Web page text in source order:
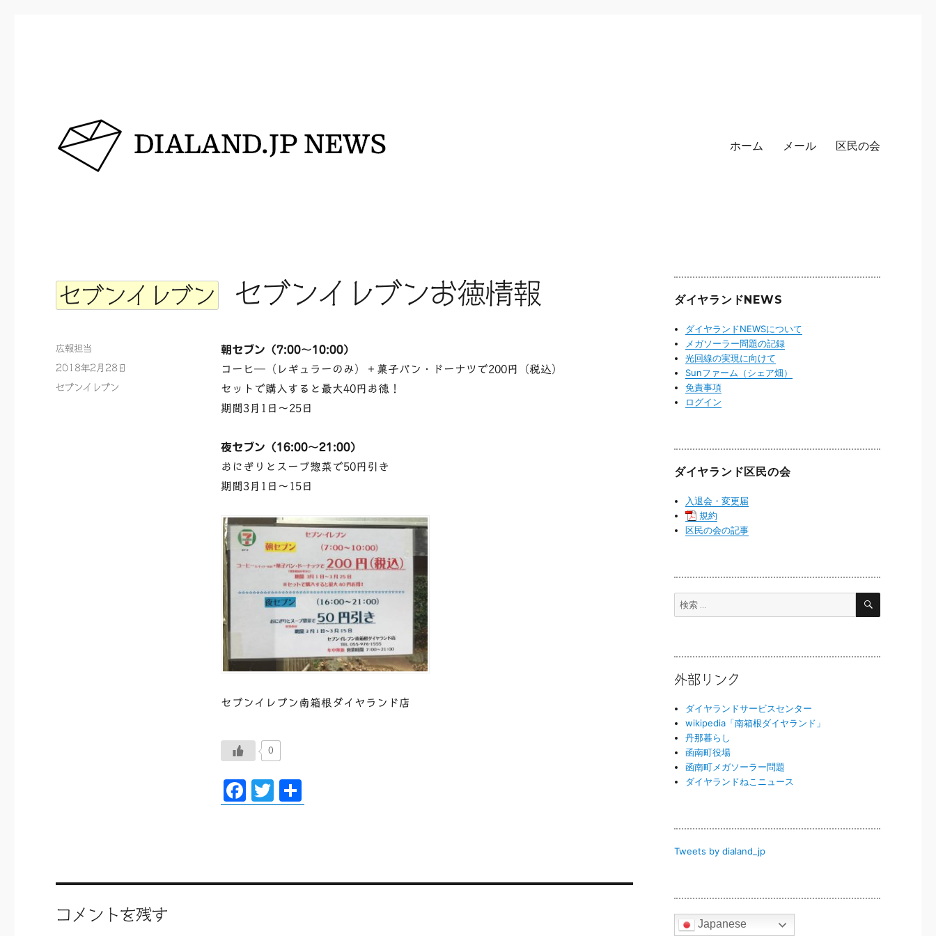
ホーム メール 区民の会
セブンイレブン セブンイレブンお徳情報
朝セブン（7:00〜10:00）
コーヒ―（レギュラーのみ）＋菓子パン・ドーナツで200円（税込）
セットで購入すると最大40円お徳！
期間3月1日〜25日
夜セブン（16:00〜21:00）
おにぎりとスープ惣菜で50円引き
期間3月1日〜15日
セブンイレブン南箱根ダイヤランド店
0
F
ac
k
T
wi 有
投
稿
広報担当
投
稿
2018年2月28日
カ
セブンイレブン
コメントを残す
ダイヤランドNEWS
ダイヤランドNEWSについて
メガソーラー問題の記録
光回線の実現に向けて
Sunファーム（シェア畑）
免責事項
ログイン
ダイヤランド区民の会
入退会・変更届
規約
区民の会の記事
検
検
外部リンク
ダイヤランドサービスセンター
wikipedia「南箱根ダイヤランド」
丹那暮らし
函南町役場
函南町メガソーラー問題
ダイヤランドねこニュース
Tweets by dialand_jp
Japanese